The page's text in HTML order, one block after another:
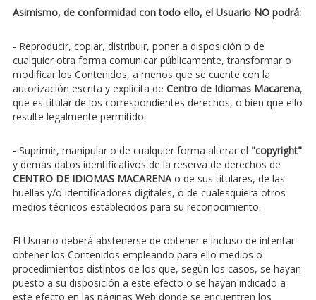
Asimismo, de conformidad con todo ello, el Usuario NO podrá:
- Reproducir, copiar, distribuir, poner a disposición o de
cualquier otra forma comunicar públicamente, transformar o
modificar los Contenidos, a menos que se cuente con la
autorización escrita y explícita de Centro de Idiomas Macarena,
que es titular de los correspondientes derechos, o bien que ello
resulte legalmente permitido.
- Suprimir, manipular o de cualquier forma alterar el "copyright"
y demás datos identificativos de la reserva de derechos de
CENTRO DE IDIOMAS MACARENAo de sus titulares, de las
huellas y/o identificadores digitales, o de cualesquiera otros
medios técnicos establecidos para su reconocimiento.
El Usuario deberá abstenerse de obtener e incluso de intentar
obtener los Contenidos empleando para ello medios o
procedimientos distintos de los que, según los casos, se hayan
puesto a su disposición a este efecto o se hayan indicado a
este efecto en las páginas Web donde se encuentren los